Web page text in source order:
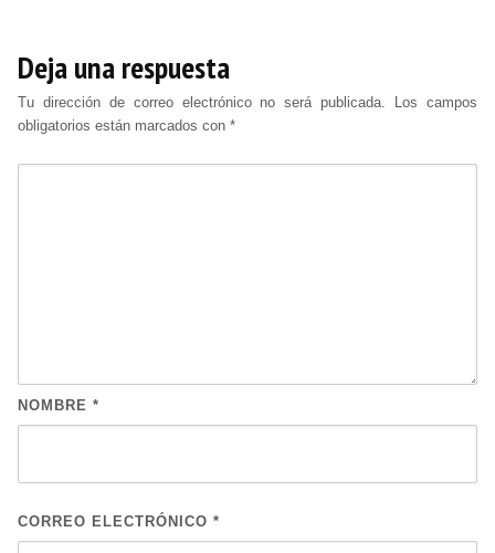
Deja una respuesta
Tu dirección de correo electrónico no será publicada.
Los campos
obligatorios están marcados con *
NOMBRE *
CORREO ELECTRÓNICO *